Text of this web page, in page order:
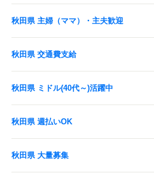
秋田県 主婦（ママ）・主夫歓迎
秋田県 交通費支給
秋田県 ミドル(40代～)活躍中
秋田県 週払いOK
秋田県 大量募集